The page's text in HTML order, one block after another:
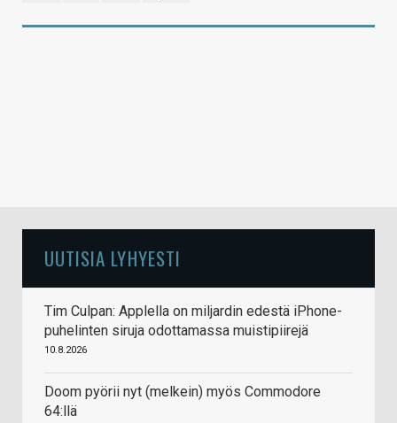
UUTISIA LYHYESTI
Tim Culpan: Applella on miljardin edestä iPhone-
puhelinten siruja odottamassa muistipiirejä
10.8.2026
Doom pyörii nyt (melkein) myös Commodore
64:llä